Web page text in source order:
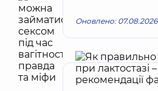
Оновлено: 07.08.2026